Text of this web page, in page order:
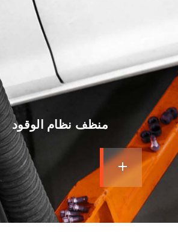
منظف نظام الوقود